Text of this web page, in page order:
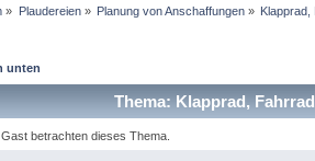
» Plaudereien» Planung von Anschaffungen»
unten
Thema: Klapprad,
betrachten dieses Thema.